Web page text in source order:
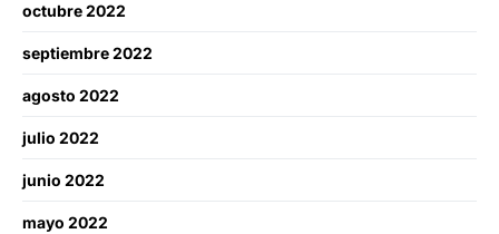
octubre 2022
septiembre 2022
agosto 2022
julio 2022
junio 2022
mayo 2022